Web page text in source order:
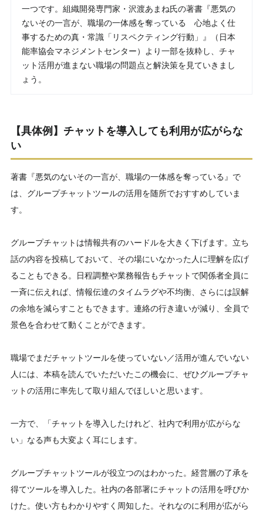
一つです。組織開発専門家・沢渡あまね氏の著書『悪気の
ないその一言が、職場の一体感を奪っている 心地よく仕
事するための真・常識「リスペクティング行動」』（日本
能率協会マネジメントセンター）より一部を抜粋し、チャ
ット活用が進まない職場の問題点と解決策を見ていきまし
ょう。
【具体例】チャットを導入しても利用が広がらな
い
著書『悪気のないその一言が、職場の一体感を奪っている』で
は、グループチャットツールの活用を随所でおすすめしていま
す。
グループチャットは情報共有のハードルを大きく下げます。立ち
話の内容を投稿しておいて、その場にいなかった人に理解を広げ
ることもできる。日程調整や業務報告もチャットで関係者全員に
一斉に伝えれば、情報伝達のタイムラグや不均衡、さらには誤解
の余地を減らすこともできます。連絡の行き違いが減り、全員で
景色を合わせて動くことができます。
職場でまだチャットツールを使っていない／活用が進んでいない
人には、本稿を読んでいただいたこの機会に、ぜひグループチャ
ットの活用に率先して取り組んでほしいと思います。
一方で、「チャットを導入したけれど、社内で利用が広がらな
い」なる声も大変よく耳にします。
グループチャットツールが役立つのはわかった。経営層の了承を
得てツールを導入した。社内の各部署にチャットの活用を呼びか
けた。使い方もわかりやすく周知した。それなのに利用が広がら